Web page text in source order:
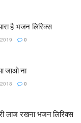
है भजन लिरिक्स
0
जाओ ना
0
लाज रखना भजन लिरिक्स